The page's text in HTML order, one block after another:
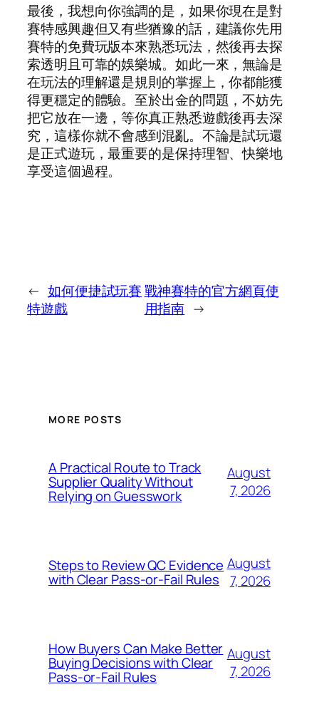
最後，我想向你強調的是，如果你現在是對
賽特感興趣但又有些猶豫的話，建議你先用
賽特的免費玩版本來熟悉玩法，然後再去探
索透明且可靠的娛樂城。如此一來，無論是
在玩法的理解還是規則的掌握上，你都能獲
得更穩定的體驗。至於出金的問題，不妨先
把它放在一邊，等你真正熟悉遊戲後再去深
究，這樣你就不會感到混亂。不論是試玩還
是正式遊玩，最重要的是保持理智、快樂地
享受這個過程。
← 如何便捷試玩賽
特遊戲
戰神賽特的官方網頁使
用指南 →
MORE POSTS
A Practical Route to Track
Supplier Quality Without
Relying on Guesswork
August
7, 2026
Steps to Review QC Evidence
with Clear Pass-or-Fail Rules
August
7, 2026
How Buyers Can Make Better
Buying Decisions with Clear
Pass-or-Fail Rules
August
7, 2026